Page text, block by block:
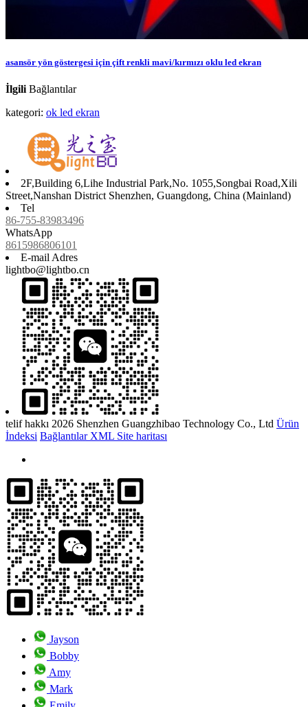
asansör yön göstergesi için çift renkli mavi/kırmızı oklu led ekran
İlgili Bağlantılar
kategori: ok led ekran
2F,Building 6,Lihe Industrial Park,No. 1055,Songbai Road,Xili
Street,Nanshan District Shenzhen, Guangdong, China (Mainland)
Tel
86-755-83983496
WhatsApp
8615986806101
E-mail Adres
lightbo@lightbo.cn
telif hakkı 2026 Shenzhen Guangzhibao Technology Co., Ltd Ürün
İndeksi Bağlantılar XML Site haritası
Jayson
Bobby
Amy
Mark